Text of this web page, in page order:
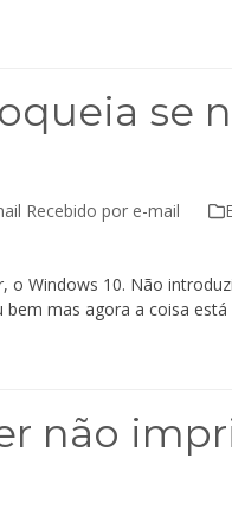
se
Recebido por e-mail
Windows 10. Não
mas agora a coisa
não